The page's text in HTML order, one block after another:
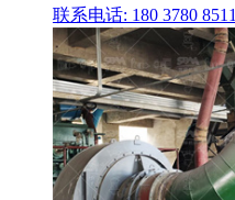
联系电话: 180 3780 8511